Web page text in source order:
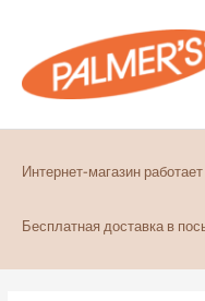
содержимому
Интернет-магазин
Бесплатная доставка в